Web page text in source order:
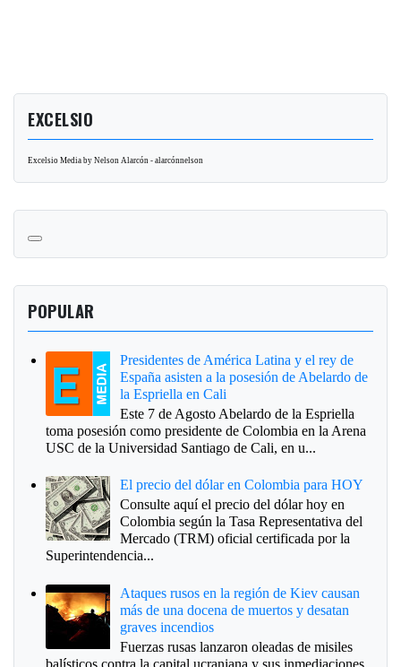
EXCELSIO
Excelsio Media by Nelson Alarcón - alarcónnelson
POPULAR
Presidentes de América Latina y el rey de
España asisten a la posesión de Abelardo de
la Espriella en Cali
Este 7 de Agosto Abelardo de la Espriella
toma posesión como presidente de Colombia en la Arena
USC de la Universidad Santiago de Cali, en u...
El precio del dólar en Colombia para HOY
Consulte aquí el precio del dólar hoy en
Colombia según la Tasa Representativa del
Mercado (TRM) oficial certificada por la
Superintendencia...
Ataques rusos en la región de Kiev causan
más de una docena de muertos y desatan
graves incendios
Fuerzas rusas lanzaron oleadas de misiles
balísticos contra la capital ucraniana y sus inmediaciones